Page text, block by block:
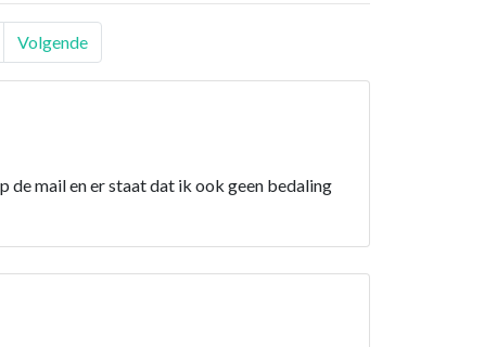
Volgende
de mail en er staat dat ik ook geen bedaling